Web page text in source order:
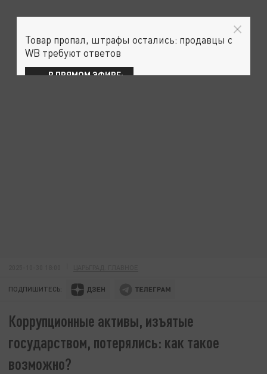
ПОДПИШИТЕСЬ:
Коррупционные активы, изъятые
государством, потерялись: как такое
возможно?
Товар пропал, штрафы остались: продавцы с
WB требуют ответов
В ПРЯМОМ ЭФИРЕ: